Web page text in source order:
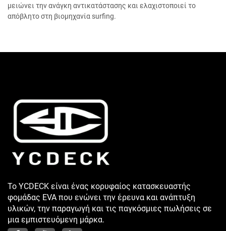
μειώνει την ανάγκη αντικατάστασης και ελαχιστοποιεί το
απόβλητο στη βιομηχανία surfing.
Το YCDECK είναι ένας κορυφαίος κατασκευαστής
φομάδας EVA που ενώνει την έρευνα και ανάπτυξη
υλικών, την παραγωγή και τις παγκόσμιες πωλήσεις σε
μια εμπιστευόμενη μάρκα.